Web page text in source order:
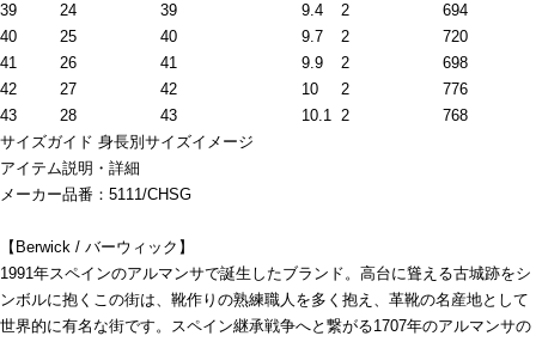
39
24 39 9.4 2
694
40
25 40 9.7 2
720
41
26 41 9.9 2
698
42
27 42 10 2
776
43
28 43 10.1 2
768
サイズガイド 身長別サイズイメージ
アイテム説明・詳細
メーカー品番：5111/CHSG
【Berwick / バーウィック】
1991年スペインのアルマンサで誕生したブランド。高台に聳える古城跡をシ
ンボルに抱くこの街は、靴作りの熟練職人を多く抱え、革靴の名産地として
世界的に有名な街です。スペイン継承戦争へと繋がる1707年のアルマンサの